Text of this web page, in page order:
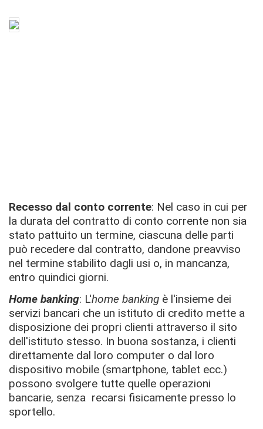
Recesso dal conto corrente: Nel caso in cui per
la durata del contratto di conto corrente non sia
stato pattuito un termine, ciascuna delle parti
può recedere dal contratto, dandone preavviso
nel termine stabilito dagli usi o, in mancanza,
entro quindici giorni.
Home banking: L'home banking è l'insieme dei
servizi bancari che un istituto di credito mette a
disposizione dei propri clienti attraverso il sito
dell'istituto stesso. In buona sostanza, i clienti
direttamente dal loro computer o dal loro
dispositivo mobile (smartphone, tablet ecc.)
possono svolgere tutte quelle operazioni
bancarie, senza recarsi fisicamente presso lo
sportello.